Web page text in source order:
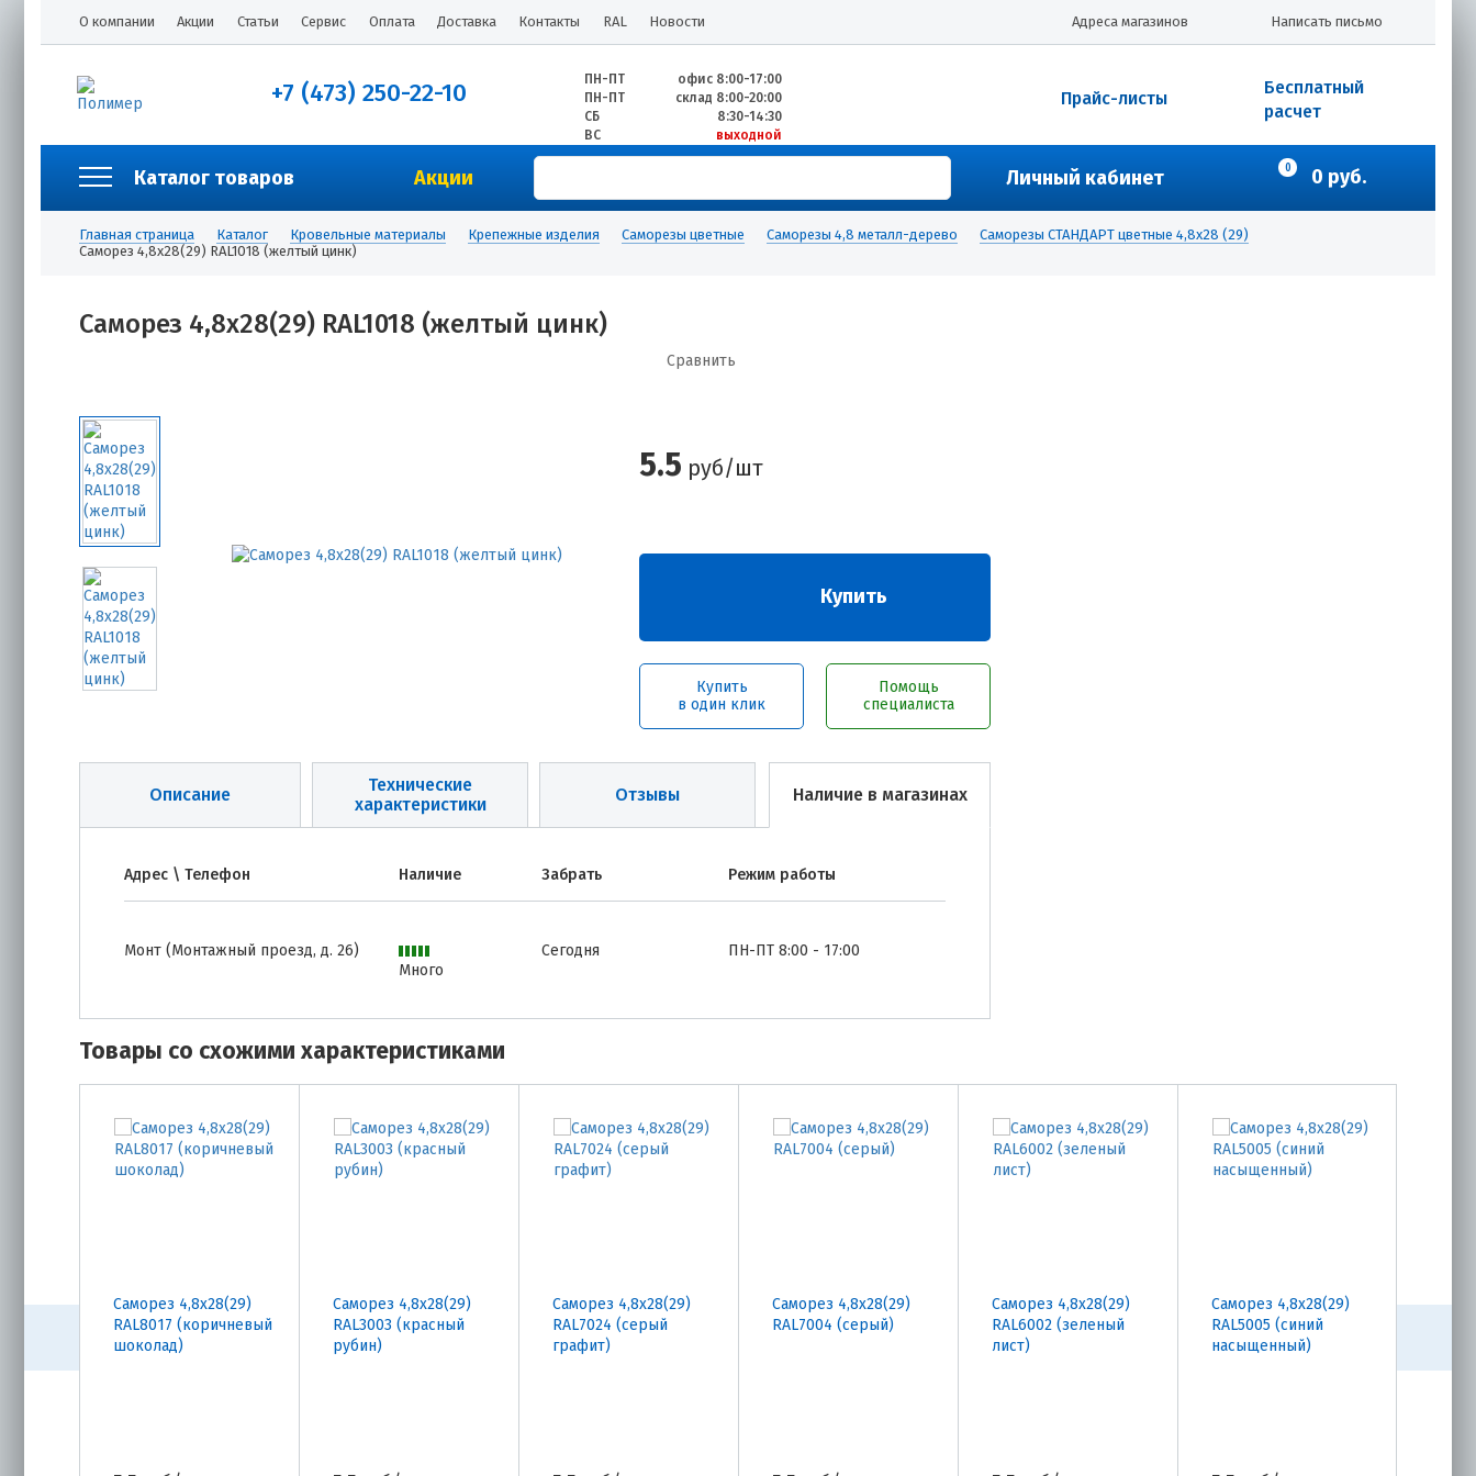
О компании Акции Статьи Сервис Оплата Доставка Контакты RAL Новости Написать письмо
Адреса магазинов
+7 (473) 250-22-10 ПН-ПТ
офис 8:00-17:00
ПН-ПТ
склад 8:00-20:00
СБ
8:30-14:30
ВС
выходной
Бесплатный
расчет
Прайс-листы
Каталог товаров Акции Личный кабинет 0 0 руб.
Главная страница Каталог Кровельные материалы Крепежные изделия Саморезы цветные Саморезы 4,8 металл-дерево
Саморезы СТАНДАРТ цветные 4,8х28 (29)
Саморез 4,8х28(29) RAL1018 (желтый цинк)
Саморез 4,8х28(29) RAL1018 (желтый цинк)
Сравнить
5.5 руб/шт
Купить
Купить
в один клик
Помощь
специалиста
Описание
Технические
характеристики
Отзывы Наличие в магазинах
Адрес \ Телефон Наличие Забрать Режим работы
Монт (Монтажный проезд, д. 26)
Много
Сегодня ПН-ПТ 8:00 - 17:00
Товары со схожими характеристиками
Саморез 4,8х28(29)
RAL8017 (коричневый
шоколад)
Саморез 4,8х28(29)
RAL3003 (красный
рубин)
Саморез 4,8х28(29)
RAL7024 (серый
графит)
Саморез 4,8х28(29)
RAL7004 (серый)
Саморез 4,8х28(29)
RAL6002 (зеленый
лист)
Саморез 4,8х28(29)
RAL5005 (синий
насыщенный)